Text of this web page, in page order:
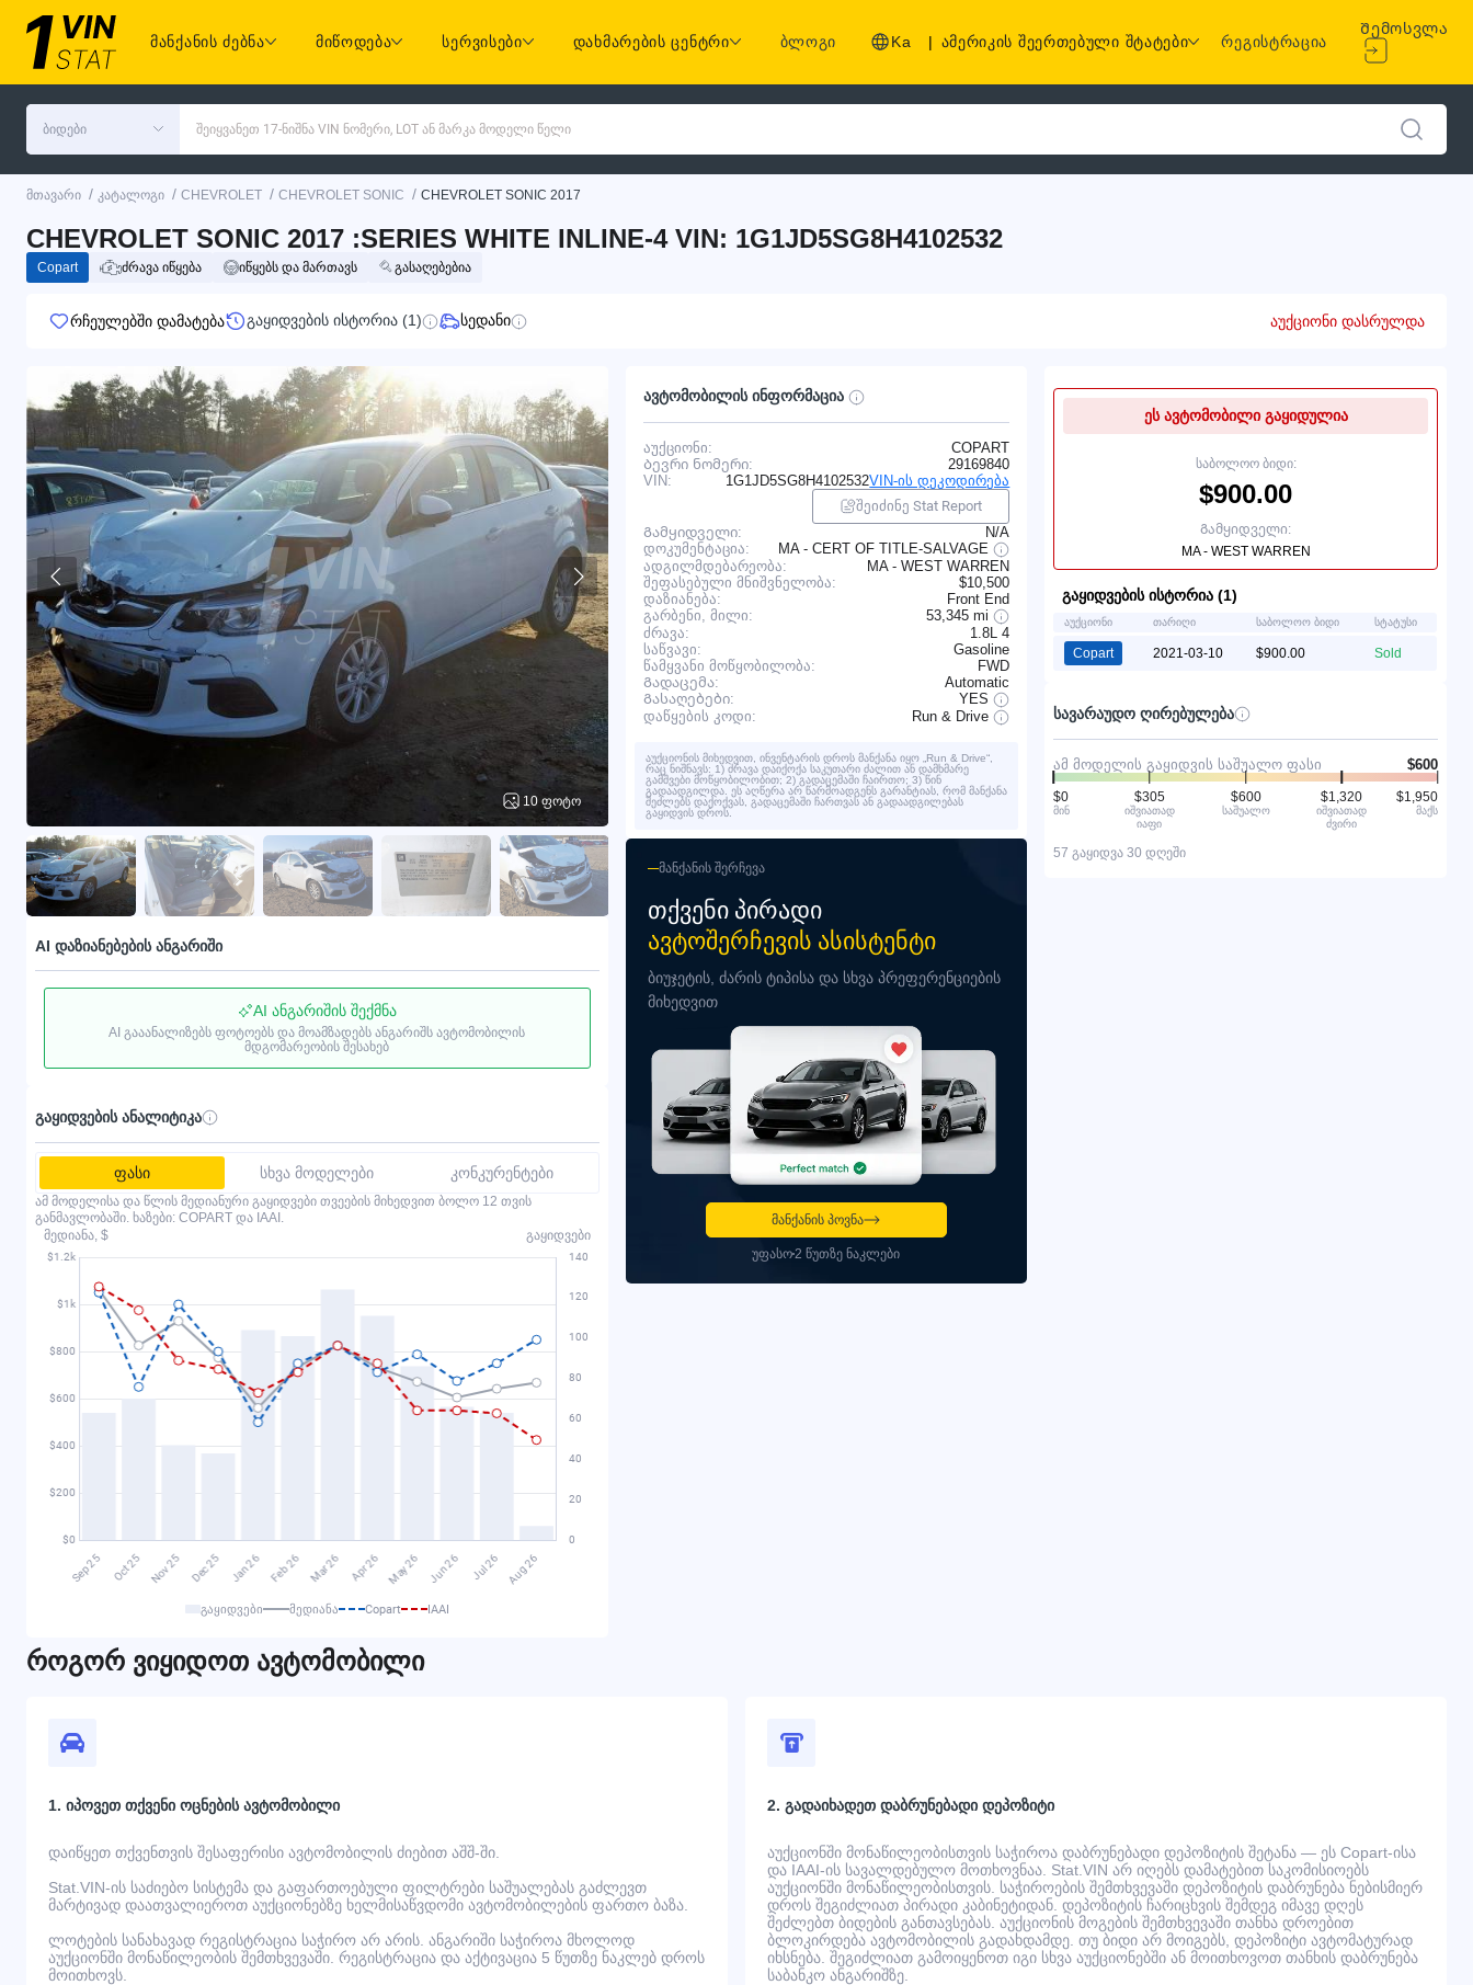
მანქანის ძებნა მიწოდება სერვისები დახმარების ცენტრი ბლოგი Ka | ამერიკის შეერთებული შტატები რეგისტრაცია
Შემოსვლა
ბიდები შეიყვანეთ 17-ნიშნა VIN ნომერი, LOT ან მარკა მოდელი წელი
მთავარი / კატალოგი / CHEVROLET / CHEVROLET SONIC / CHEVROLET SONIC 2017
CHEVROLET SONIC 2017 :SERIES WHITE INLINE-4 VIN: 1G1JD5SG8H4102532
Copart ძრავა იწყება იწყებს და მართავს გასაღებებია
რჩეულებში დამატება გაყიდვების ისტორია (1) სედანი აუქციონი დასრულდა
10 ფოტო
AI დაზიანებების ანგარიში
AI ანგარიშის შექმნა
AI გააანალიზებს ფოტოებს და მოამზადებს ანგარიშს ავტომობილის
მდგომარეობის შესახებ
გაყიდვების ანალიტიკა
ფასი სხვა მოდელები კონკურენტები
ამ მოდელისა და წლის მედიანური გაყიდვები თვეების მიხედვით ბოლო 12 თვის
განმავლობაში. ხაზები: COPART და IAAI.
მედიანა, $
გაყიდვები
გაყიდვები მედიანა Copart IAAI
ავტომობილის ინფორმაცია
აუქციონი:
COPART
Ბევრი ნომერი:
29169840
VIN:
1G1JD5SG8H4102532VIN-ის დეკოდირება
შეიძინე Stat Report
Გამყიდველი:
N/A
დოკუმენტაცია:
MA - CERT OF TITLE-SALVAGE
ადგილმდებარეობა:
MA - WEST WARREN
შეფასებული მნიშვნელობა:
$10,500
დაზიანება:
Front End
გარბენი, მილი:
53,345 mi
ძრავა:
1.8L 4
საწვავი:
Gasoline
წამყვანი მოწყობილობა:
FWD
Გადაცემა:
Automatic
Გასაღებები:
YES
დაწყების კოდი:
Run & Drive
აუქციონის მიხედვით, ინვენტარის დროს მანქანა იყო „Run & Drive“,
რაც ნიშნავს: 1) ძრავა დაიქოქა საკუთარი ძალით ან დამხმარე
გამშვები მოწყობილობით; 2) გადაცემაში ჩაირთო; 3) წინ
გადაადგილდა. ეს აღწერა არ წარმოადგენს გარანტიას, რომ მანქანა
შეძლებს დაქოქვას, გადაცემაში ჩართვას ან გადაადგილებას
გაყიდვის დროს.
ᲛᲐᲜᲥᲐᲜᲘᲡ ᲨᲔᲠᲩᲔᲕᲐ
ᲗᲥᲕᲔᲜᲘ ᲞᲘᲠᲐᲓᲘ
ᲐᲕᲢᲝᲨᲔᲠᲩᲔᲕᲘᲡ ᲐᲡᲘᲡᲢᲔᲜᲢᲘ
ბიუჯეტის, ძარის ტიპისა და სხვა პრეფერენციების
მიხედვით
მანქანის პოვნა
უფასო2 წუთზე ნაკლები
ეს ავტომობილი გაყიდულია
საბოლოო ბიდი:
$900.00
Გამყიდველი:
MA - WEST WARREN
გაყიდვების ისტორია (1)
აუქციონი თარიღი საბოლოო ბიდი სტატუსი
Copart 2021-03-10 $900.00 Sold
სავარაუდო ღირებულება
ამ მოდელის გაყიდვის საშუალო ფასი $600
$0
მინ
$305
იშვიათად
იაფი
$600
საშუალო
$1,320
იშვიათად
ძვირი
$1,950
მაქს
57 გაყიდვა 30 დღეში
როგორ ვიყიდოთ ავტომობილი
1. იპოვეთ თქვენი ოცნების ავტომობილი
დაიწყეთ თქვენთვის შესაფერისი ავტომობილის ძიებით აშშ-ში.
Stat.VIN-ის საძიებო სისტემა და გაფართოებული ფილტრები საშუალებას გაძლევთ
მარტივად დაათვალიეროთ აუქციონებზე ხელმისაწვდომი ავტომობილების ფართო ბაზა.
ლოტების სანახავად რეგისტრაცია საჭირო არ არის. ანგარიში საჭიროა მხოლოდ
აუქციონში მონაწილეობის შემთხვევაში. რეგისტრაცია და აქტივაცია 5 წუთზე ნაკლებ დროს
მოითხოვს.
2. გადაიხადეთ დაბრუნებადი დეპოზიტი
აუქციონში მონაწილეობისთვის საჭიროა დაბრუნებადი დეპოზიტის შეტანა — ეს Copart-ისა
და IAAI-ის სავალდებულო მოთხოვნაა. Stat.VIN არ იღებს დამატებით საკომისიოებს
აუქციონში მონაწილეობისთვის. საჭიროების შემთხვევაში დეპოზიტის დაბრუნება ნებისმიერ
დროს შეგიძლიათ პირადი კაბინეტიდან. დეპოზიტის ჩარიცხვის შემდეგ იმავე დღეს
შეძლებთ ბიდების განთავსებას. აუქციონის მოგების შემთხვევაში თანხა დროებით
ბლოკირდება ავტომობილის გადახდამდე. თუ ბიდი არ მოიგებს, დეპოზიტი ავტომატურად
იხსნება. შეგიძლიათ გამოიყენოთ იგი სხვა აუქციონებში ან მოითხოვოთ თანხის დაბრუნება
საბანკო ანგარიშზე.